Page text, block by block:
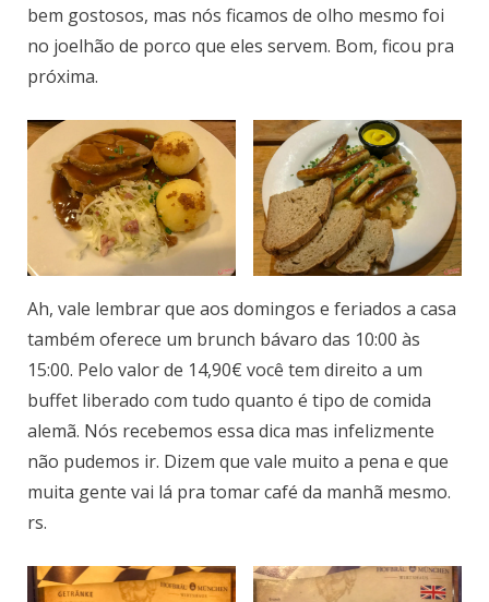
bem gostosos, mas nós ficamos de olho mesmo foi
no joelhão de porco que eles servem. Bom, ficou pra
próxima.
Ah, vale lembrar que aos domingos e feriados a casa
também oferece um brunch bávaro das 10:00 às
15:00. Pelo valor de 14,90€ você tem direito a um
buffet liberado com tudo quanto é tipo de comida
alemã. Nós recebemos essa dica mas infelizmente
não pudemos ir. Dizem que vale muito a pena e que
muita gente vai lá pra tomar café da manhã mesmo.
rs.